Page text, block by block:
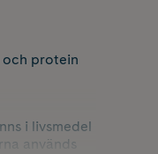
och protein
i livsmedel
används